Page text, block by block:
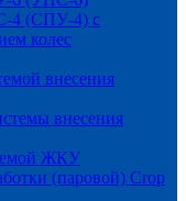
4 (СПУ-4) с
колес
внесения
внесения
ЖКУ
(паровой) Crop